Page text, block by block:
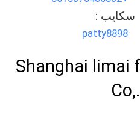
سكايب :
patty8898
Shanghai limai